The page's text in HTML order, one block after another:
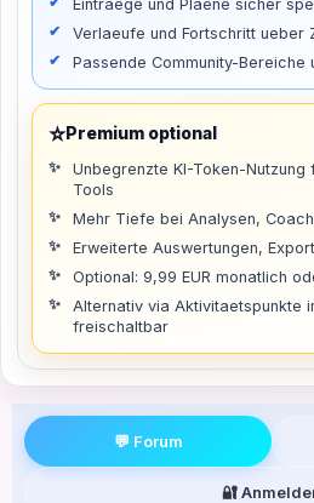
Eintraege und Plaene sicher
Verlaeufe und Fortschritt ueber
Passende Community-Bereiche
⭐Premium optional
Unbegrenzte KI-Token-Nutzung
Tools
Mehr Tiefe bei Analysen,
Erweiterte Auswertungen,
Optional: 9,99 EUR monatlich
Alternativ via Aktivitaetspunkte
freischaltbar
💬 Forum
🔐